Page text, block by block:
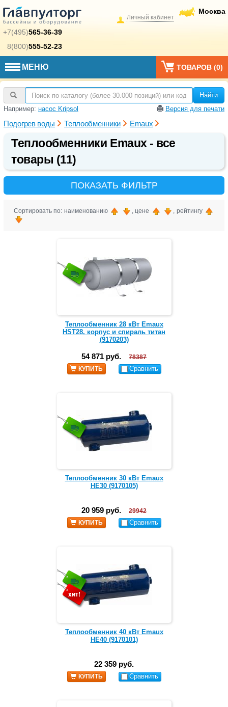
+7(495)565-36-39
8(800)555-52-23
Москва
Личный кабинет
МЕНЮ ТОВАРОВ (0)
Найти
Например: насос Kripsol Версия для печати
Подогрев воды Теплообменники Emaux
Теплообменники Emaux - все
товары (11)
ПОКАЗАТЬ ФИЛЬТР
Сортировать по: наименованию , цене , рейтингу
Теплообменник 28 кВт Emaux
HST28, корпус и спираль титан
(9170203)
54 871 руб.
78387
КУПИТЬ
Сравнить
Теплообменник 30 кВт Emaux
HE30 (9170105)
20 959 руб.
29942
КУПИТЬ
Сравнить
Теплообменник 40 кВт Emaux
HE40 (9170101)
22 359 руб.
КУПИТЬ Сравнить